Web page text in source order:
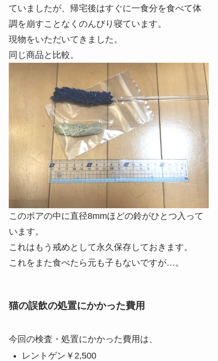
ていましたが、帰宅後はすぐに一食分を食べて体
調を崩すことなくのんびり寝ています。
現物をいただいてきました。
同じ商品と比較。
このボアの中に直径8mmほどの鈴がひとつ入って
います。
これはもう戒めとして永久保存しておきます。
これをまた食べたら元も子もないですが…。
猫の誤飲の処置にかかった費用
今回の検査・処置にかかった費用は、
レントゲン￥2,500